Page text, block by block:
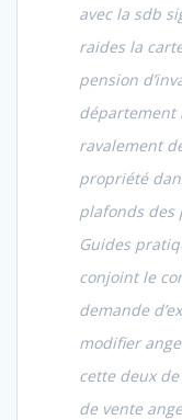
avec la sdb
raides la
pension
département
ravalement
propriété
plafonds des
Guides
conjoint le
demande
modifier
cette deux
de vente